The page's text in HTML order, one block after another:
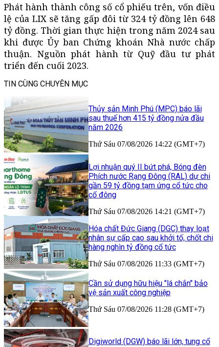
Phát hành thành công số cổ phiếu trên, vốn điều
lệ của LIX sẽ tăng gấp đôi từ 324 tỷ đồng lên 648
tỷ đồng. Thời gian thực hiện trong năm 2024 sau
khi được Ủy ban Chứng khoán Nhà nước chấp
thuận. Nguồn phát hành từ Quỹ đầu tư phát
triển đến cuối 2023.
TIN CÙNG CHUYÊN MỤC
Thủy sản Minh Phú (MPC) báo lãi
sau thuế hơn 415 tỷ đồng nửa đầu
năm 2026
Thứ Sáu 07/08/2026 14:22 (GMT+7)
Lợi nhuận quý II bứt phá, Bóng đèn
Phích nước Rạng Đông (RAL) dự chi
gần 59 tỷ đồng tạm ứng cổ tức cho
cổ đông
Thứ Sáu 07/08/2026 14:21 (GMT+7)
Hóa chất Đức Giang (DGC) thay loạt
nhân sự cấp cao sau khởi tố, chốt chi
hàng nghìn tỷ đồng cổ tức
Thứ Sáu 07/08/2026 11:33 (GMT+7)
Cần sử dụng hữu hiệu "lá chắn" bảo
vệ sản xuất công nghiệp
Thứ Sáu 07/08/2026 11:28 (GMT+7)
Digiworld (DGW) báo lãi lớn, tung cổ